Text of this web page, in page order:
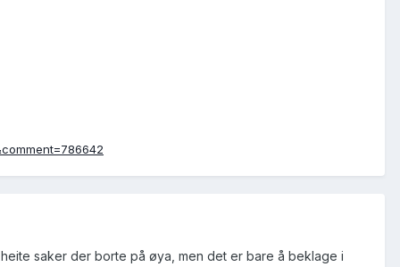
saker der borte på øya, men det er bare å beklage i